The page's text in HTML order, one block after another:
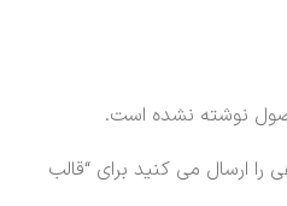
نوشته نشده است.
را ارسال می کنید برای “قالب